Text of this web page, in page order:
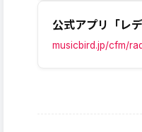
公式アプリ「レデ
musicbird.jp/cfm/